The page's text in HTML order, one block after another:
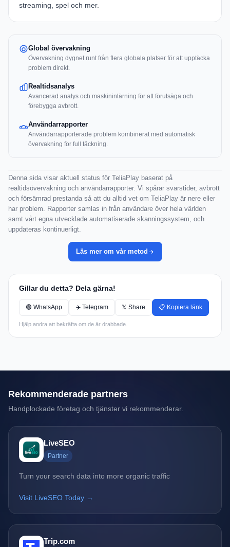
streaming, spel och mer.
Global övervakning
Övervakning dygnet runt från flera globala platser för att upptäcka
problem direkt.
Realtidsanalys
Avancerad analys och maskininlärning för att förutsäga och
förebygga avbrott.
Användarrapporter
Användarrapporterade problem kombinerat med automatisk
övervakning för full täckning.
Denna sida visar aktuell status för TeliaPlay baserat på
realtidsövervakning och användarrapporter. Vi spårar svarstider, avbrott
och försämrad prestanda så att du alltid vet om TeliaPlay är nere eller
har problem. Rapporter samlas in från användare över hela världen
samt vårt egna utvecklade automatiserade skanningssystem, och
uppdateras kontinuerligt.
Läs mer om vår metod
Gillar du detta? Dela gärna!
🟢 WhatsApp ✈️ Telegram 𝕏 Share 📋 Kopiera länk
Hjälp andra att bekräfta om de är drabbade.
Rekommenderade partners
Handplockade företag och tjänster vi rekommenderar.
LiveSEO
Partner
Turn your search data into more organic traffic
Visit LiveSEO Today →
Trip.com